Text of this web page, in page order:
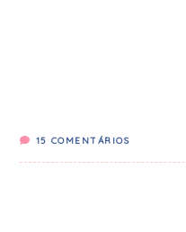
15 COMENTÁRIOS